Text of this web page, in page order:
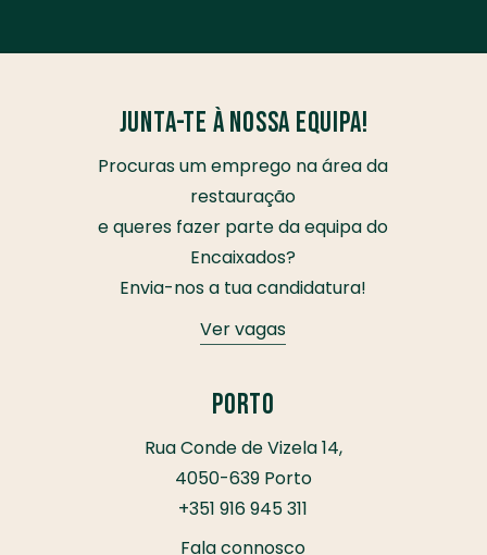
Junta-te à nossa equipa!
Procuras um emprego na área da
restauração
e queres fazer parte da equipa do
Encaixados?
Envia-nos a tua candidatura!
Ver vagas
Porto
Rua Conde de Vizela 14,
4050-639 Porto
+351 916 945 311
Fala connosco